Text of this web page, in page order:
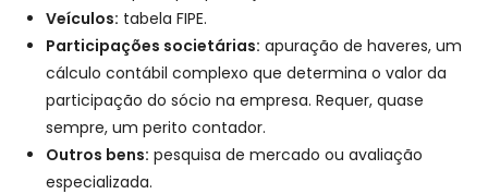
Veículos: tabela FIPE.
Participações societárias: apuração de haveres, um
cálculo contábil complexo que determina o valor da
participação do sócio na empresa. Requer, quase
sempre, um perito contador.
Outros bens: pesquisa de mercado ou avaliação
especializada.